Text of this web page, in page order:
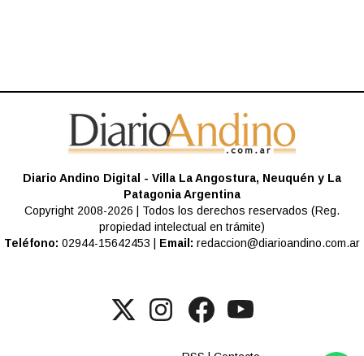
Diario Andino Digital - Villa La Angostura, Neuquén y La
Patagonia Argentina
Copyright 2008-2026 | Todos los derechos reservados (Reg.
propiedad intelectual en trámite)
Teléfono: 02944-15642453 | Email: redaccion@diarioandino.com.ar